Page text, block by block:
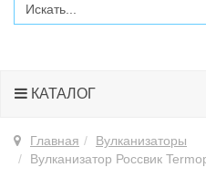
КАТАЛОГ
Главная
Вулканизаторы
Вулканизатор Россвик